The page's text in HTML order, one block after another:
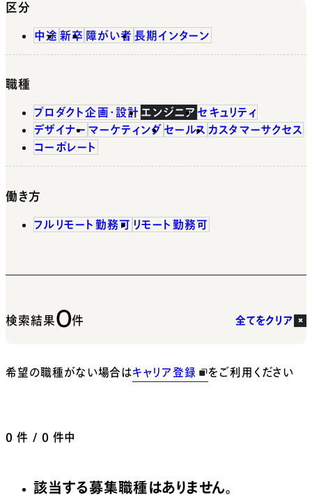
区分
中途 新卒 障がい者 長期インターン
職種
プロダクト企画・設計 エンジニア セキュリティ
デザイナー マーケティング セールス カスタマーサクセス
コーポレート
働き方
フルリモート勤務可 リモート勤務可
検索結果0件 全てをクリア
希望の職種がない場合はキャリア登録 をご利用ください
0 件 / 0 件中
該当する募集職種はありません。